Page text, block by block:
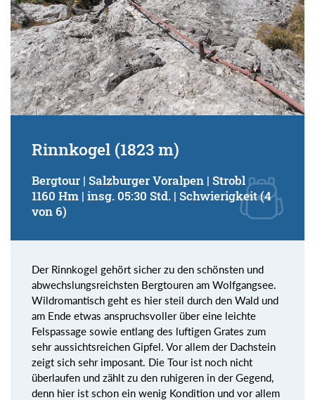
Suchbegriff:
Rinnkogel (1823 m)
Bergtour | Salzburger Voralpen | Strobl
1160 Hm | insg. 05:30 Std. | Schwierigkeit (4
von 6)
Der Rinnkogel gehört sicher zu den schönsten und
abwechslungsreichsten Bergtouren am Wolfgangsee.
Wildromantisch geht es hier steil durch den Wald und
am Ende etwas anspruchsvoller über eine leichte
Felspassage sowie entlang des luftigen Grates zum
sehr aussichtsreichen Gipfel. Vor allem der Dachstein
zeigt sich sehr imposant. Die Tour ist noch nicht
überlaufen und zählt zu den ruhigeren in der Gegend,
denn hier ist schon ein wenig Kondition und vor allem